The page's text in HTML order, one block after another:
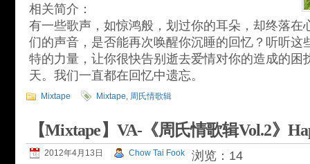
相关简介：
有一些歌声，如惊鸿般，划过你的耳朵，却终落在
们的声音，是否能再次唤醒你沉睡的回忆？听听这
特的力量，让你很快告别逝去爱情对你的造成的困
天。我们一直都在回忆中遗忘。
Mixtape Mixtape, 周氏情歌辑
【Mixtape】VA-《周氏情歌辑Vol.2》
2012年4月13日 Chow Tai Fook
浏览：14